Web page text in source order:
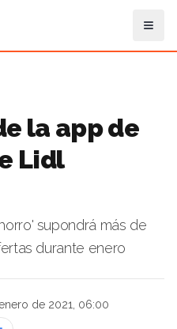
la app de
Lidl
supondrá más de
durante enero
de 2021, 06:00